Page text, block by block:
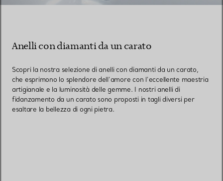
Anelli con diamanti da un carato
Scopri la nostra selezione di anelli con diamanti da un carato,
che esprimono lo splendore dell’amore con l’eccellente maestria
artigianale e la luminosità delle gemme. I nostri anelli di
fidanzamento da un carato sono proposti in tagli diversi per
esaltare la bellezza di ogni pietra.